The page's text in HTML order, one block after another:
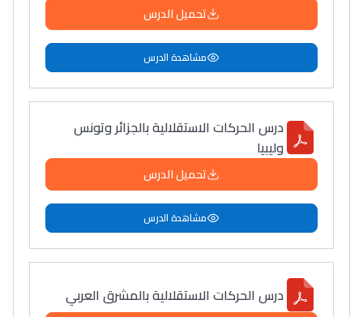
تحميل الدرس
مشاهدة الدرس
درس الحركات الاستقلالية بالجزائر وتونس
وليبيا
تحميل الدرس
مشاهدة الدرس
درس الحركات الاستقلالية بالمشرق العربي